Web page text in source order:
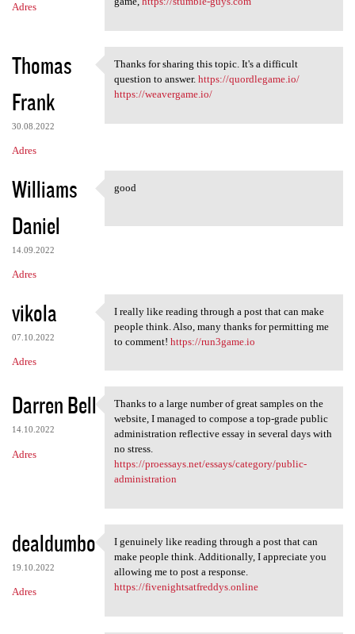
e
t
a
r
z
e
Adres
Thomas
Frank
30.08.2022
Adres
Thanks for sharing this topic
Thanks for sharing this topic. It's a difficult
question to answer. https://quordlegame.io/
https://weavergame.io/
Williams
Daniel
14.09.2022
Adres
good
good
vikola
07.10.2022
Adres
I really like reading through
I really like reading through a post that can make
people think. Also, many thanks for permitting me
to comment! https://run3game.io
Darren Bell
14.10.2022
Adres
Thanks to a large number of
Thanks to a large number of great samples on the
website, I managed to compose a top-grade public
administration reflective essay in several days with
no stress.
https://proessays.net/essays/category/public-
administration
dealdumbo
19.10.2022
Adres
I genuinely like reading
I genuinely like reading through a post that can
make people think. Additionally, I appreciate you
allowing me to post a response.
https://fivenightsatfreddys.online